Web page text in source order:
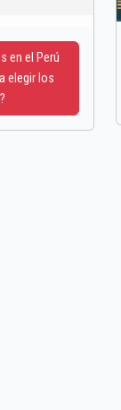
en el Perú
elegir los